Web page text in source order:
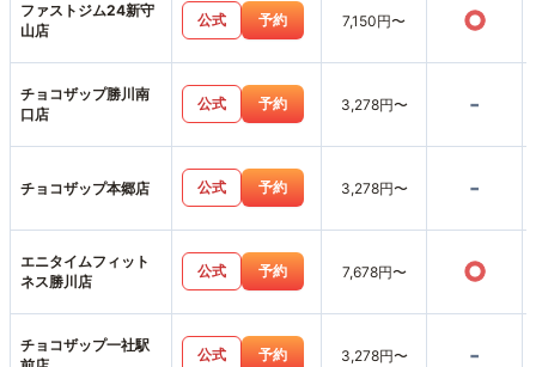
ファストジム24新守
山店
公式 予約 7,150円〜 ○
チョコザップ勝川南
口店
公式 予約 3,278円〜 -
チョコザップ本郷店 公式 予約 3,278円〜 -
エニタイムフィット
ネス勝川店
公式 予約 7,678円〜 ○
チョコザップ一社駅
公式 予約 3,278円〜 -